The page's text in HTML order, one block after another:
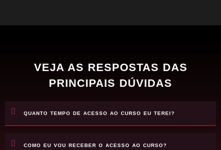
VEJA AS RESPOSTAS DAS
PRINCIPAIS DÚVIDAS
QUANTO TEMPO DE ACESSO AO CURSO EU TEREI?
COMO EU VOU RECEBER O ACESSO AO CURSO?